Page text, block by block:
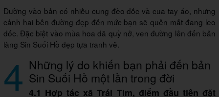
Đường vào bản có nhiều cung đèo dốc và cua tay áo, nhưng
cảnh hai bên đường đẹp đến mức bạn sẽ quên mất đang leo
dốc. Đặc biệt vào mùa hoa dã quỳ nở, ven đường lên đến bản
làng Sin Suối Hồ đẹp tựa tranh vẽ.
4 Những lý do khiến bạn phải đến bản
Sin Suối Hồ một lần trong đời
4.1 Hợp tác xã Trái Tim, điểm đầu tiên đặt